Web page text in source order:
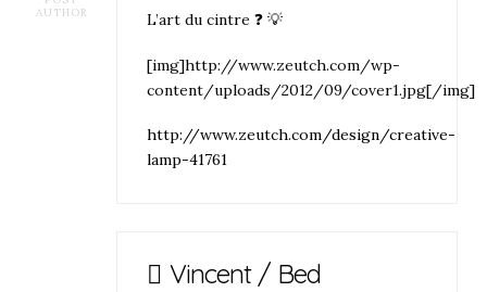
AUTHOR
L’art du cintre ❓ 💡
[img]http://www.zeutch.com/wp-
content/uploads/2012/09/cover1.jpg[/img]
http://www.zeutch.com/design/creative-
lamp-41761
Vincent / Bed